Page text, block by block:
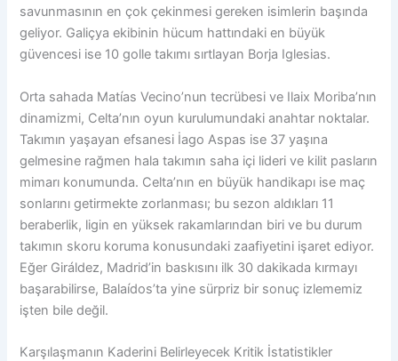
savunmasının en çok çekinmesi gereken isimlerin başında
geliyor. Galiçya ekibinin hücum hattındaki en büyük
güvencesi ise 10 golle takımı sırtlayan Borja Iglesias.
Orta sahada Matías Vecino’nun tecrübesi ve Ilaix Moriba’nın
dinamizmi, Celta’nın oyun kurulumundaki anahtar noktalar.
Takımın yaşayan efsanesi İago Aspas ise 37 yaşına
gelmesine rağmen hala takımın saha içi lideri ve kilit pasların
mimarı konumunda. Celta’nın en büyük handikapı ise maç
sonlarını getirmekte zorlanması; bu sezon aldıkları 11
beraberlik, ligin en yüksek rakamlarından biri ve bu durum
takımın skoru koruma konusundaki zaafiyetini işaret ediyor.
Eğer Giráldez, Madrid’in baskısını ilk 30 dakikada kırmayı
başarabilirse, Balaídos’ta yine sürpriz bir sonuç izlememiz
işten bile değil.
Karşılaşmanın Kaderini Belirleyecek Kritik İstatistikler